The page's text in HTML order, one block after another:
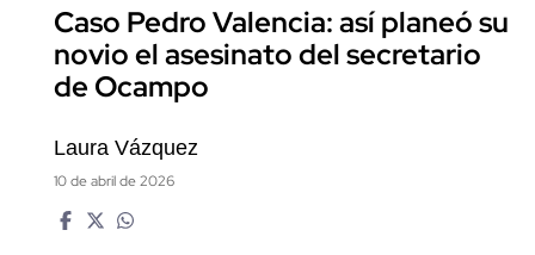
Caso Pedro Valencia: así planeó su
novio el asesinato del secretario
de Ocampo
Laura Vázquez
10 de abril de 2026